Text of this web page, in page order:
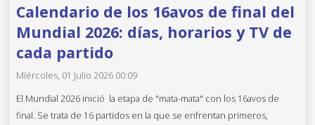
Calendario de los 16avos de final del
Mundial 2026: días, horarios y TV de
cada partido
Miércoles, 01 Julio 2026 00:09
El Mundial 2026 inició la etapa de "mata-mata" con los 16avos de
final. Se trata de 16 partidos en la que se enfrentan primeros,